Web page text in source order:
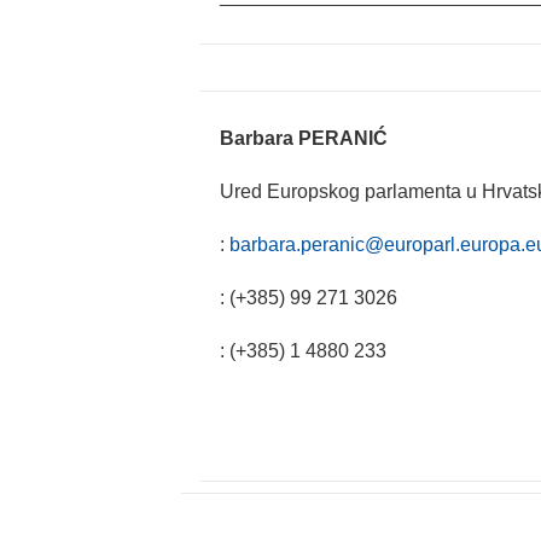
Barbara PERANIĆ
Ured Europskog parlamenta u
:
: (+385) 99 271 3026
: (+385) 1 4880 233